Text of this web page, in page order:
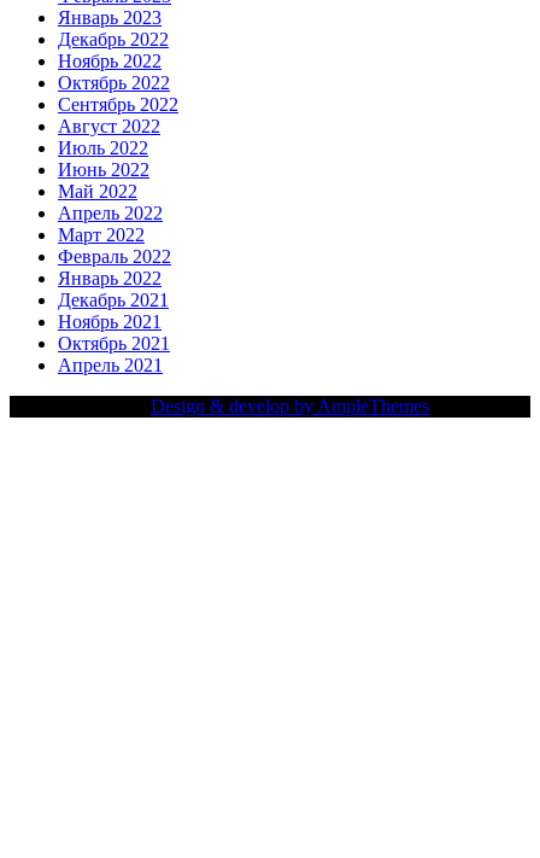
Январь 2023
Декабрь 2022
Ноябрь 2022
Октябрь 2022
Сентябрь 2022
Август 2022
Июль 2022
Июнь 2022
Май 2022
Апрель 2022
Март 2022
Февраль 2022
Январь 2022
Декабрь 2021
Ноябрь 2021
Октябрь 2021
Апрель 2021
Design & develop by AmpleThemes